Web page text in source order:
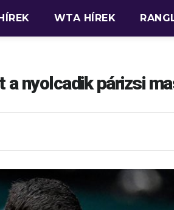
WTA HÍREK
nyolcadik párizsi